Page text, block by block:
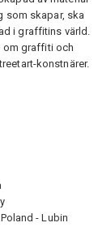
som skapar, ska
i graffitins värld.
om graffiti och
konstnärer.
- Lubin